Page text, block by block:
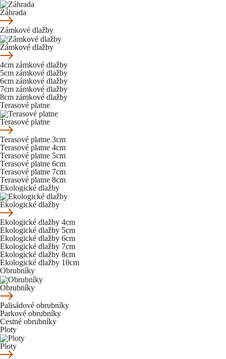
Záhrada
Zámkové dlažby
Zámkové dlažby
4cm zámkové dlažby
5cm zámkové dlažby
6cm zámkové dlažby
7cm zámkové dlažby
8cm zámkové dlažby
Terasové platne
Terasové platne
Terasové platne 3cm
Terasové platne 4cm
Terasové platne 5cm
Terasové platne 6cm
Terasové platne 7cm
Terasové platne 8cm
Ekologické dlažby
Ekologické dlažby
Ekologické dlažby 4cm
Ekologické dlažby 5cm
Ekologické dlažby 6cm
Ekologické dlažby 7cm
Ekologické dlažby 8cm
Ekologické dlažby 10cm
Obrubníky
Obrubníky
Palisádové obrubníky
Parkové obrubníky
Cestné obrubníky
Ploty
Ploty